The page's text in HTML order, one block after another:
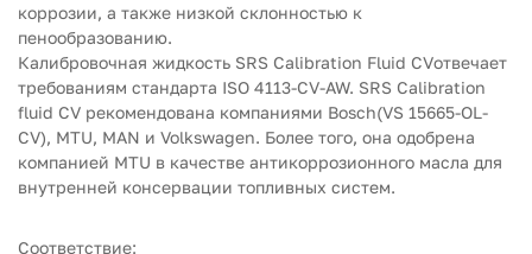
коррозии, а также низкой склонностью к
пенообразованию.
Калибровочная жидкость SRS Calibration Fluid CVотвечает
требованиям стандарта ISO 4113-CV-AW. SRS Calibration
fluid CV рекомендована компаниями Bosch(VS 15665-OL-
CV), MTU, MAN и Volkswagen. Более того, она одобрена
компанией MTU в качестве антикоррозионного масла для
внутренней консервации топливных систем.
Соответствие: